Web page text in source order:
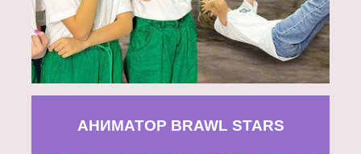
АНИМАТОР BRAWL STARS